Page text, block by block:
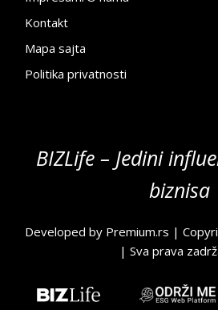
Kontakt
Mapa sajta
Politika privatnosti
BIZLife – Jedini
biznisa
Developed by Premium.rs |
| Sva prava